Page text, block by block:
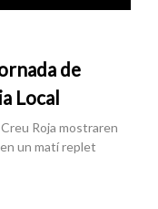
de
Local
Roja mostraren
un matí replet